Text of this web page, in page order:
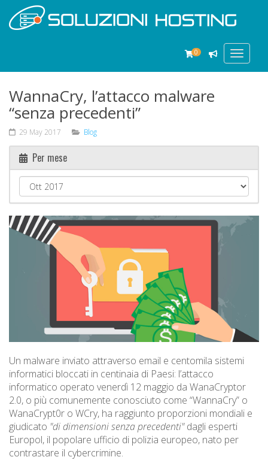
Toggle
0
WannaCry, l’attacco malware
“senza precedenti”
29 May 2017 Blog
Per mese
Un malware inviato attraverso email e centomila sistemi
informatici bloccati in centinaia di Paesi: l’attacco
informatico operato venerdì 12 maggio da WanaCryptor
2.0, o più comunemente conosciuto come “WannaCry” o
WanaCrypt0r o WCry, ha raggiunto proporzioni mondiali e
giudicato "di dimensioni senza precedenti"dagli esperti
Europol, il popolare ufficio di polizia europeo, nato per
contrastare il cybercrimine.